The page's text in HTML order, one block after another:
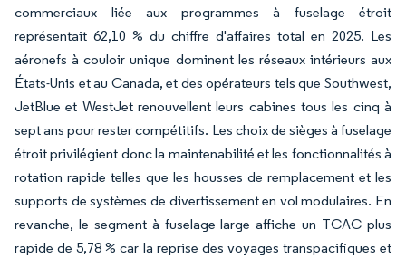
commerciaux liée aux programmes à fuselage étroit
représentait 62,10 % du chiffre d'affaires total en 2025. Les
aéronefs à couloir unique dominent les réseaux intérieurs aux
États-Unis et au Canada, et des opérateurs tels que Southwest,
JetBlue et WestJet renouvellent leurs cabines tous les cinq à
sept ans pour rester compétitifs. Les choix de sièges à fuselage
étroit privilégient donc la maintenabilité et les fonctionnalités à
rotation rapide telles que les housses de remplacement et les
supports de systèmes de divertissement en vol modulaires. En
revanche, le segment à fuselage large affiche un TCAC plus
rapide de 5,78 % car la reprise des voyages transpacifiques et